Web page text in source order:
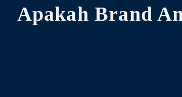
Apakah Brand